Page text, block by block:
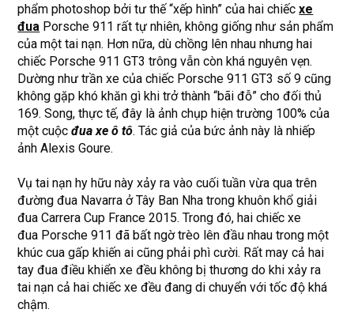
phẩm photoshop bởi tư thế “xếp hình” của hai chiếcxe
đua Porsche 911 rất tự nhiên, không giống như sản phẩm
của một tai nạn. Hơn nữa, dù chồng lên nhau nhưng hai
chiếc Porsche 911 GT3 trông vẫn còn khá nguyên vẹn.
Dường như trần xe của chiếc Porsche 911 GT3 số 9 cũng
không gặp khó khăn gì khi trở thành “bãi đỗ” cho đối thủ
169. Song, thực tế, đây là ảnh chụp hiện trường 100% của
một cuộcđua xe ô tô. Tác giả của bức ảnh này là nhiếp
ảnh Alexis Goure.
Vụ tai nạn hy hữu này xảy ra vào cuối tuần vừa qua trên
đường đua Navarra ở Tây Ban Nha trong khuôn khổ giải
đua Carrera Cup France 2015. Trong đó, hai chiếc xe
đua Porsche 911 đã bất ngờ trèo lên đầu nhau trong một
khúc cua gấp khiến ai cũng phải phì cười. Rất may cả hai
tay đua điều khiển xe đều không bị thương do khi xảy ra
tai nạn cả hai chiếc xe đều đang di chuyển với tốc độ khá
chậm.